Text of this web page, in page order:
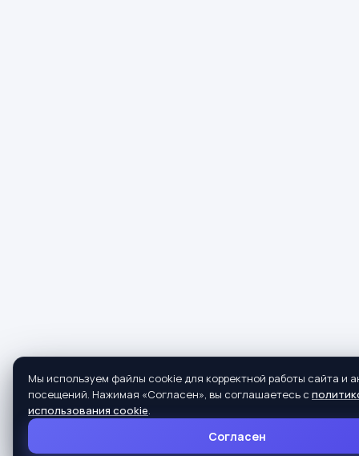
Мы используем файлы cookie для корректной работы сайта и
посещений. Нажимая «Согласен», вы соглашаетесь с
использования cookie.
Согласен